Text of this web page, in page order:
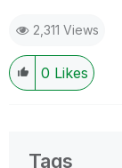
2,311 Views
0 Likes
Tags